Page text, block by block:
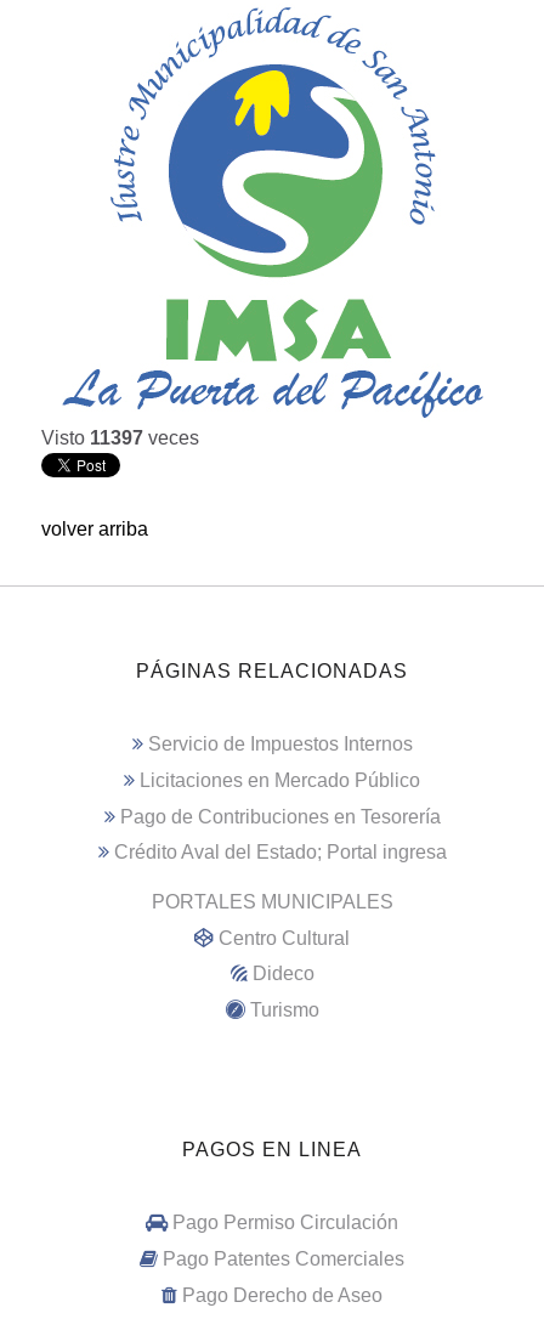
Visto 11397 veces
volver arriba
PÁGINAS RELACIONADAS
Servicio de Impuestos Internos
Licitaciones en Mercado Público
Pago de Contribuciones en Tesorería
Crédito Aval del Estado; Portal ingresa
PORTALES MUNICIPALES
Centro Cultural
Dideco
Turismo
PAGOS EN LINEA
Pago Permiso Circulación
Pago Patentes Comerciales
Pago Derecho de Aseo